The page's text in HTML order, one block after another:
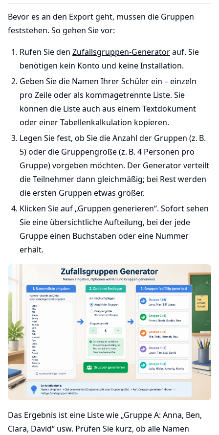
Bevor es an den Export geht, müssen die Gruppen
feststehen. So gehen Sie vor:
Rufen Sie den Zufallsgruppen-Generatorauf. Sie
benötigen kein Konto und keine Installation.
Geben Sie die Namen Ihrer Schüler ein – einzeln
pro Zeile oder als kommagetrennte Liste. Sie
können die Liste auch aus einem Textdokument
oder einer Tabellenkalkulation kopieren.
Legen Sie fest, ob Sie die Anzahl der Gruppen (z. B.
5) oder die Gruppengröße (z. B. 4 Personen pro
Gruppe) vorgeben möchten. Der Generator verteilt
die Teilnehmer dann gleichmäßig; bei Rest werden
die ersten Gruppen etwas größer.
Klicken Sie auf „Gruppen generieren“. Sofort sehen
Sie eine übersichtliche Aufteilung, bei der jede
Gruppe einen Buchstaben oder eine Nummer
erhält.
Das Ergebnis ist eine Liste wie „Gruppe A: Anna, Ben,
Clara, David“ usw. Prüfen Sie kurz, ob alle Namen